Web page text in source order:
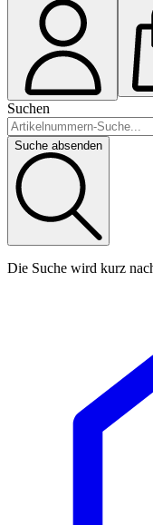
Suchen
Suche absenden
Die Suche wird kurz